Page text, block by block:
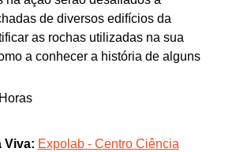
de diversos edifícios da
as rochas utilizadas na sua
a conhecer a história de alguns
Viva: Expolab - Centro Ciência